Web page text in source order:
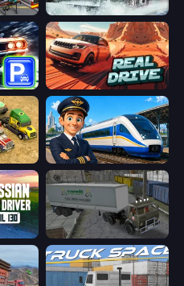
Snow Plow Truck
Real Drive 3D Parking Games
Euro Truck Driving Simulator 2025 Idle Train Empire Tycoon
Russian Car Driver ZIL 130 Russian Kamaz Truck Driver